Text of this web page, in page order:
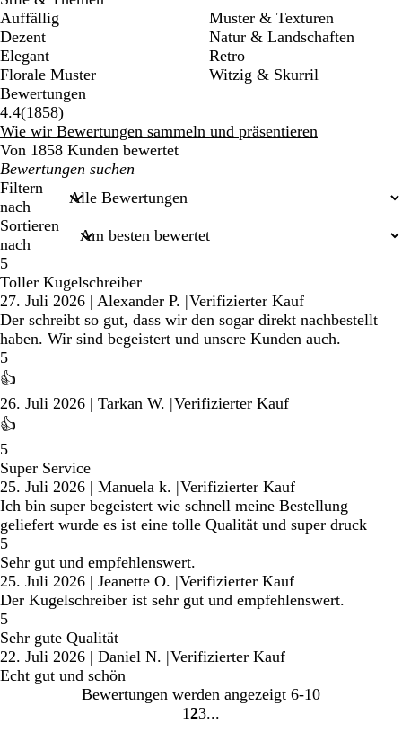
Auffällig
Dezent
Elegant
Florale Muster
Muster & Texturen
Natur & Landschaften
Retro
Witzig & Skurril
Bewertungen
4.4(18581858
Bewertungen
)
Wie wir Bewertungen sammeln und präsentieren
Von 1858 Kunden bewertet
Meine
Sucheingaben
Filtern
nach
Sortieren
nach
5
Toller Kugelschreiber
27. Juli 2026 | Alexander P. |Verifizierter Kauf
Der schreibt so gut, dass wir den sogar direkt nachbestellt
haben. Wir sind begeistert und unsere Kunden auch.
5
👍
26. Juli 2026 | Tarkan W. |Verifizierter Kauf
👍
5
Super Service
25. Juli 2026 | Manuela k. |Verifizierter Kauf
Ich bin super begeistert wie schnell meine Bestellung
geliefert wurde es ist eine tolle Qualität und super druck
5
Sehr gut und empfehlenswert.
25. Juli 2026 | Jeanette O. |Verifizierter Kauf
Der Kugelschreiber ist sehr gut und empfehlenswert.
5
Sehr gute Qualität
22. Juli 2026 | Daniel N. |Verifizierter Kauf
Echt gut und schön
Bewertungen werden angezeigt 6-10
Gehe
1 Gehe
2Gehe
3